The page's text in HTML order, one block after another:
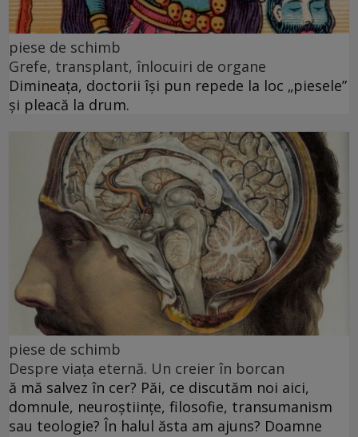
piese de schimb
Grefe, transplant, înlocuiri de organe
Dimineața, doctorii își pun repede la loc „piesele”
și pleacă la drum.
piese de schimb
Despre viața eternă. Un creier în borcan
ă mă salvez în cer? Păi, ce discutăm noi aici,
domnule, neuroștiințe, filosofie, transumanism
sau teologie? În halul ăsta am ajuns? Doamne